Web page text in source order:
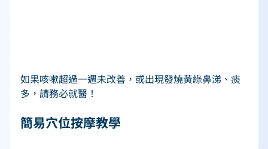
如果咳嗽超過一週未改善，或出現發燒黃綠鼻涕、痰
多，請務必就醫！
簡易穴位按摩教學